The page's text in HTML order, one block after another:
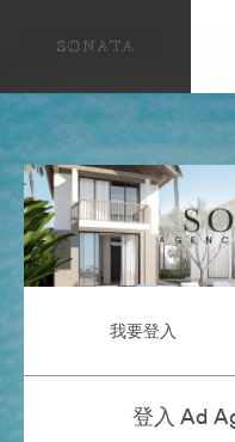
我要登入
登入 Ad